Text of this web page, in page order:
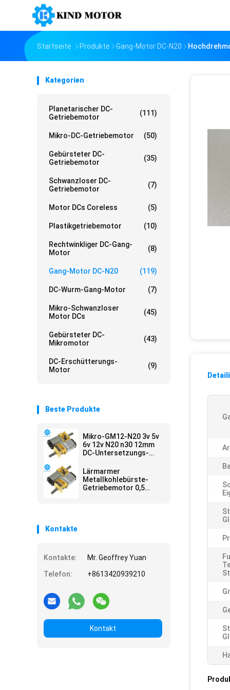
Startseite Produkte Gang-Motor DC-N20
Kategorien
Planetarischer DC-
Getriebemotor
(111)
Mikro-DC-Getriebemotor (50)
Gebürsteter DC-
Getriebemotor
(35)
Schwanzloser DC-
Getriebemotor
(7)
Motor DCs Coreless (5)
Plastikgetriebemotor (10)
Rechtwinkliger DC-Gang-
Motor
(8)
Gang-Motor DC-N20 (119)
DC-Wurm-Gang-Motor (7)
Mikro-Schwanzloser
Motor DCs
(45)
Gebürsteter DC-
Mikromotor
(43)
DC-Erschütterungs-
Motor
(9)
Beste Produkte
Mikro-GM12-N20 3v 5v
6v 12v N20 n30 12mm
DC-Untersetzungs-
Lärmarmer
Metallkohlebürste-
Getriebemotor 0,5
Kontakte
Kontakte:
Mr. Geoffrey Yuan
Telefon:
+8613420939210
Kontakt